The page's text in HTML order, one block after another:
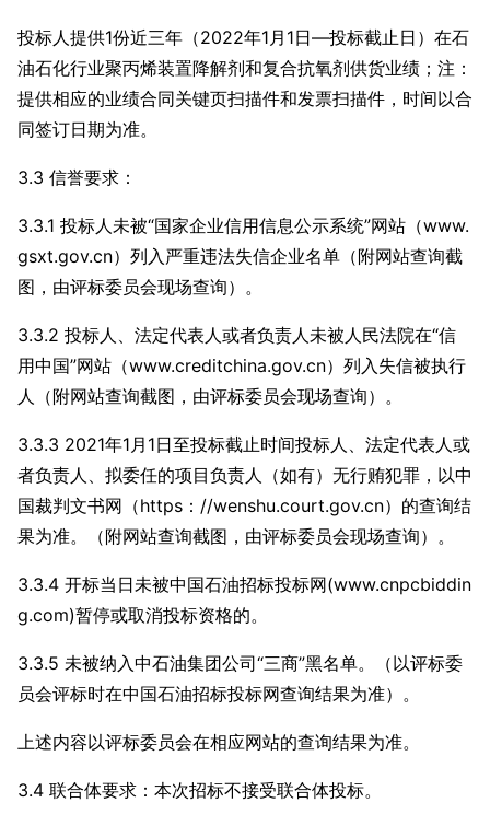
投标人提供1份近三年（2022年1月1日—投标截止日）在石
油石化行业聚丙烯装置降解剂和复合抗氧剂供货业绩；注：
提供相应的业绩合同关键页扫描件和发票扫描件，时间以合
同签订日期为准。
3.3 信誉要求：
3.3.1 投标人未被“国家企业信用信息公示系统”网站（www.
gsxt.gov.cn）列入严重违法失信企业名单（附网站查询截
图，由评标委员会现场查询）。
3.3.2 投标人、法定代表人或者负责人未被人民法院在“信
用中国”网站（www.creditchina.gov.cn）列入失信被执行
人（附网站查询截图，由评标委员会现场查询）。
3.3.3 2021年1月1日至投标截止时间投标人、法定代表人或
者负责人、拟委任的项目负责人（如有）无行贿犯罪，以中
国裁判文书网（https：//wenshu.court.gov.cn）的查询结
果为准。（附网站查询截图，由评标委员会现场查询）。
3.3.4 开标当日未被中国石油招标投标网(www.cnpcbiddin
g.com)暂停或取消投标资格的。
3.3.5 未被纳入中石油集团公司“三商”黑名单。（以评标委
员会评标时在中国石油招标投标网查询结果为准）。
上述内容以评标委员会在相应网站的查询结果为准。
3.4 联合体要求：本次招标不接受联合体投标。